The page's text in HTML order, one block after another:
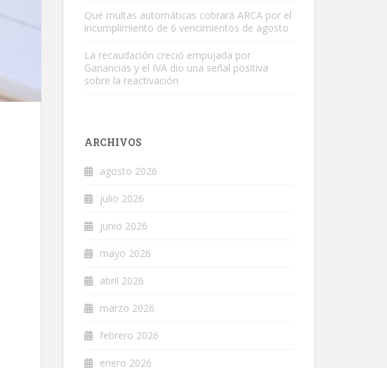
Qué multas automáticas cobrará ARCA por el
incumplimiento de 6 vencimientos de agosto
La recaudación creció empujada por
Ganancias y el IVA dio una señal positiva
sobre la reactivación
ARCHIVOS
agosto 2026
julio 2026
junio 2026
mayo 2026
abril 2026
marzo 2026
febrero 2026
enero 2026